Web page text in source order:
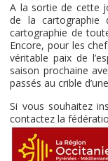
A la sortie de cette
de la
cartographie de
Encore, pour les
véritable paix de
saison prochaine
passés au crible
Si vous souhaitez
contactez la